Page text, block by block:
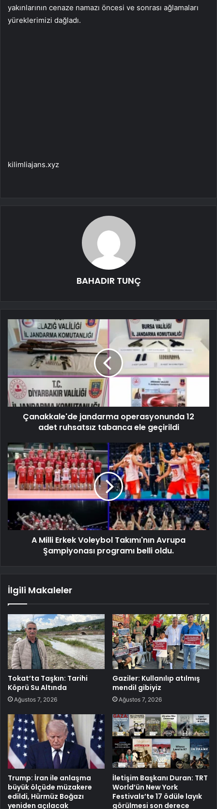
yakınlarının cenaze namazı öncesi ve sonrası ağlamaları
yüreklerimizi dağladı.
kilimliajans.xyz
BAHADIR TUNÇ
Çanakkale'de jandarma operasyonunda 12
adet ruhsatsız tabanca ele geçirildi
A Milli Erkek Voleybol Takımı'nın Avrupa
Şampiyonası programı belli oldu.
İlgili Makaleler
Tokat’ta Taşkın: Tarihi
Köprü Su Altında
Ağustos 7, 2026
Gaziler: Kullanılıp atılmış
mendil gibiyiz
Ağustos 7, 2026
Trump: İran ile anlaşma
büyük ölçüde müzakere
edildi, Hürmüz Boğazı
yeniden açılacak
İletişim Başkanı Duran: TRT
World’ün New York
Festivals’te 17 ödüle layık
görülmesi son derece